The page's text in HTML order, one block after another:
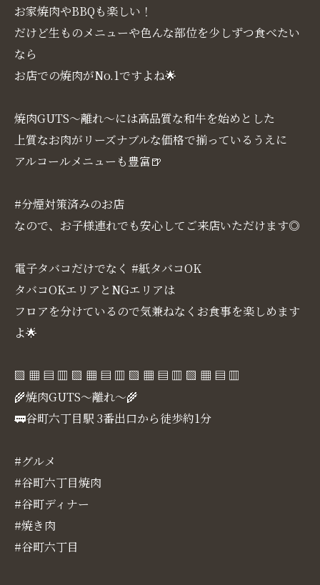
お家焼肉やBBQも楽しい！
だけど生ものメニューや色んな部位を少しずつ食べたい
なら
お店での焼肉がNo.1ですよね🌟
焼肉GUTS～離れ～には高品質な和牛を始めとした
上質なお肉がリーズナブルな価格で揃っているうえに
アルコールメニューも豊富🍺
#分煙対策済みのお店
なので、お子様連れでも安心してご来店いただけます◎
電子タバコだけでなく #紙タバコOK
タバコOKエリアとNGエリアは
フロアを分けているので気兼ねなくお食事を楽しめます
よ🌟
▧ ▦ ▤ ▥ ▧ ▦ ▤ ▥ ▧ ▦ ▤ ▥ ▧ ▦ ▤ ▥
🌾焼肉GUTS～離れ～🌾
🚃谷町六丁目駅 3番出口から徒歩約1分
#グルメ
#谷町六丁目焼肉
#谷町ディナー
#焼き肉
#谷町六丁目